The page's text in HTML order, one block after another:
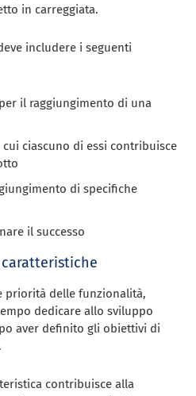
in carreggiata.
includere i seguenti
il raggiungimento di una
ciascuno di essi contribuisce
di specifiche
il successo
priorità delle funzionalità,
dedicare allo sviluppo
aver definito gli obiettivi di
contribuisce alla